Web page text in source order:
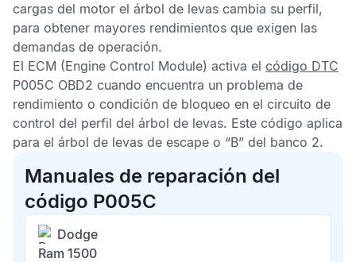
cargas del motor el árbol de levas cambia su perfil,
para obtener mayores rendimientos que exigen las
demandas de operación.
El ECM (Engine Control Module) activa el código DTC
P005C OBD2 cuando encuentra un problema de
rendimiento o condición de bloqueo en el circuito de
control del perfil del árbol de levas. Este código aplica
para el árbol de levas de escape o “B” del banco 2.
Manuales de reparación del
código P005C
Dodge
Ram 1500